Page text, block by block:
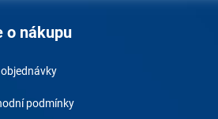
o nákupu
podmínky